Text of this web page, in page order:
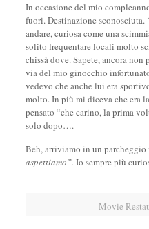
In occasione del mio
fuori. Destinazione sconosciuta.
andare, curiosa come una
solito frequentare locali molto
chissà dove. Sapete, ancora non
via del mio ginocchio
vedevo che anche lui era
molto. In più mi diceva che era
pensato “che carino, la prima
solo dopo….
Beh, arriviamo in un
aspettiamo”. Io sempre più
Movie